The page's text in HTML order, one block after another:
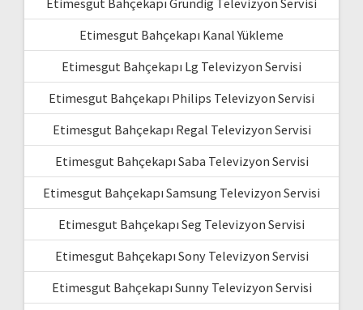
Etimesgut Bahçekapı Grundig Televizyon Servisi
Etimesgut Bahçekapı Kanal Yükleme
Etimesgut Bahçekapı Lg Televizyon Servisi
Etimesgut Bahçekapı Philips Televizyon Servisi
Etimesgut Bahçekapı Regal Televizyon Servisi
Etimesgut Bahçekapı Saba Televizyon Servisi
Etimesgut Bahçekapı Samsung Televizyon Servisi
Etimesgut Bahçekapı Seg Televizyon Servisi
Etimesgut Bahçekapı Sony Televizyon Servisi
Etimesgut Bahçekapı Sunny Televizyon Servisi